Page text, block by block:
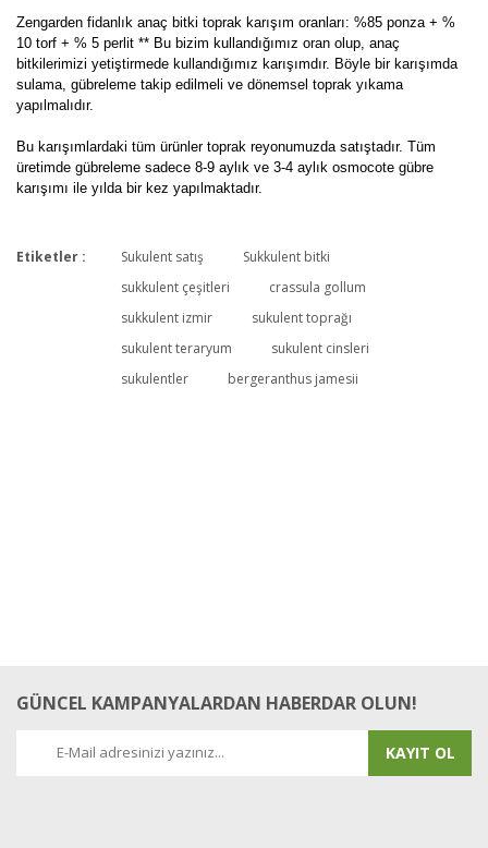
Zengarden fidanlık anaç bitki toprak karışım oranları: %85 ponza + %
10 torf + % 5 perlit ** Bu bizim kullandığımız oran olup, anaç
bitkilerimizi yetiştirmede kullandığımız karışımdır. Böyle bir karışımda
sulama, gübreleme takip edilmeli ve dönemsel toprak yıkama
yapılmalıdır.
Bu karışımlardaki tüm ürünler toprak reyonumuzda satıştadır. Tüm
üretimde gübreleme sadece 8-9 aylık ve 3-4 aylık osmocote gübre
karışımı ile yılda bir kez yapılmaktadır.
Bu ürüne ilk yorumu siz yapın!
Yorum Yaz
Etiketler : Sukulent satış
Sukkulent bitki
sukkulent çeşitleri
crassula gollum
sukkulent izmir
sukulent toprağı
sukulent teraryum
sukulent cinsleri
sukulentler
bergeranthus jamesii
GÜNCEL KAMPANYALARDAN HABERDAR OLUN!
KAYIT OL